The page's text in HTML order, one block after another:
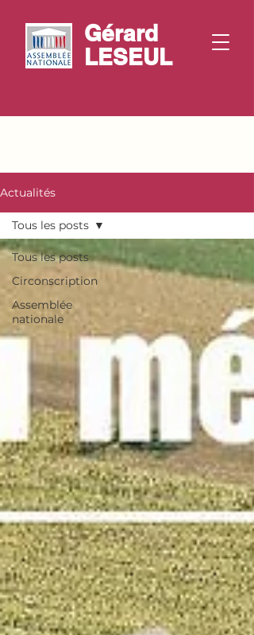
Gérard
LESEUL
Actualités
Tous les posts
Circonscription
Assemblée
nationale
Tous les posts